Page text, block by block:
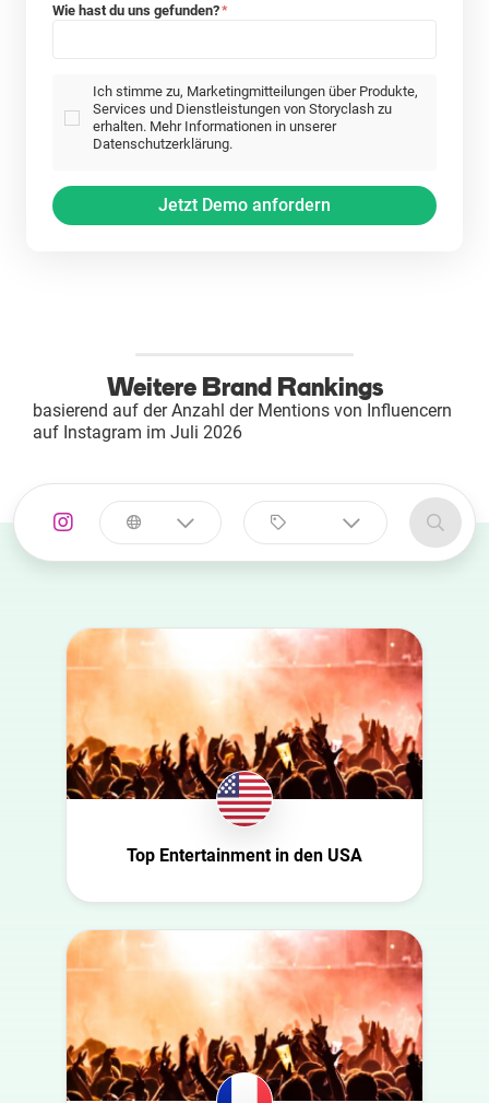
Wie hast du uns gefunden?*
Ich stimme zu, Marketingmitteilungen über Produkte,
Services und Dienstleistungen von Storyclash zu
erhalten. Mehr Informationen in unserer
Datenschutzerklärung.
Weitere Brand Rankings
basierend auf der Anzahl der Mentions von Influencern
auf Instagram im Juli 2026
Australia
Azerbaijan
Bulgaria
Canada
Croatia
Schweiz
Republik
Deutschland
Automobil
Beauty
Bildung
Entertainment
Ernährung
Familie
Gesundheit
Infrastruktur
Interieur
Kultur
Kunst
Top Entertainment in den USA